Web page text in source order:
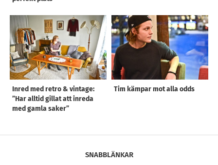
Inred med retro & vintage:
”Har alltid gillat att inreda
med gamla saker”
Tim kämpar mot alla odds
SNABBLÄNKAR